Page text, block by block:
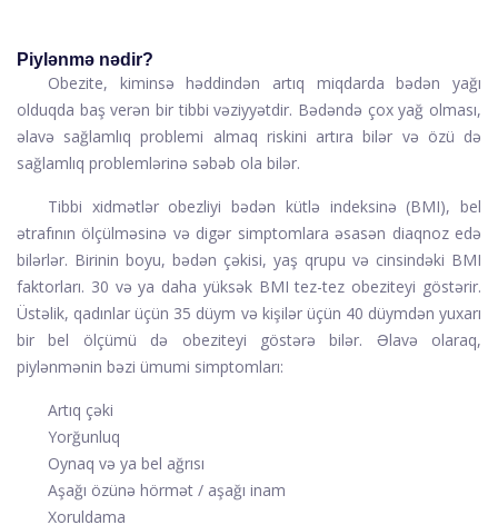
Piylənmə nədir?
Obezite, kiminsə həddindən artıq miqdarda bədən yağı
olduqda baş verən bir tibbi vəziyyətdir. Bədəndə çox yağ olması,
əlavə sağlamlıq problemi almaq riskini artıra bilər və özü də
sağlamlıq problemlərinə səbəb ola bilər.
Tibbi xidmətlər obezliyi bədən kütlə indeksinə (BMI), bel
ətrafının ölçülməsinə və digər simptomlara əsasən diaqnoz edə
bilərlər. Birinin boyu, bədən çəkisi, yaş qrupu və cinsindəki BMI
faktorları. 30 və ya daha yüksək BMI tez-tez obeziteyi göstərir.
Üstəlik, qadınlar üçün 35 düym və kişilər üçün 40 düymdən yuxarı
bir bel ölçümü də obeziteyi göstərə bilər. Əlavə olaraq,
piylənmənin bəzi ümumi simptomları:
Artıq çəki
Yorğunluq
Oynaq və ya bel ağrısı
Aşağı özünə hörmət / aşağı inam
Xoruldama